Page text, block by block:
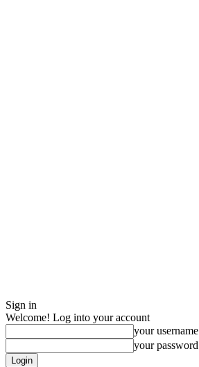
Sign in
Welcome! Log into your account
your username
your password